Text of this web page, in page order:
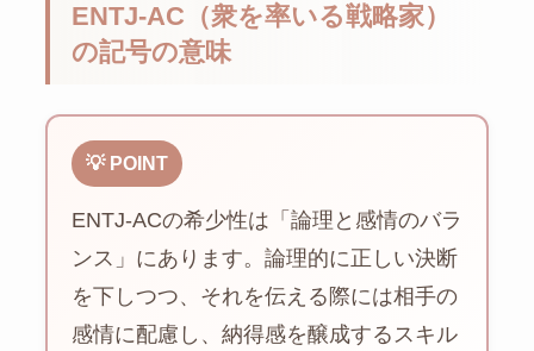
ENTJ-AC（衆を率いる戦略家）
の記号の意味
💡 POINT
ENTJ-ACの希少性は「論理と感情のバラ
ンス」にあります。論理的に正しい決断
を下しつつ、それを伝える際には相手の
感情に配慮し、納得感を醸成するスキル